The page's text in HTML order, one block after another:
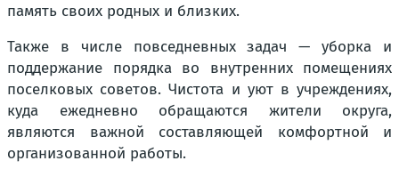
память своих родных и близких.
Также в числе повседневных задач — уборка и
поддержание порядка во внутренних помещениях
поселковых советов. Чистота и уют в учреждениях,
куда ежедневно обращаются жители округа,
являются важной составляющей комфортной и
организованной работы.